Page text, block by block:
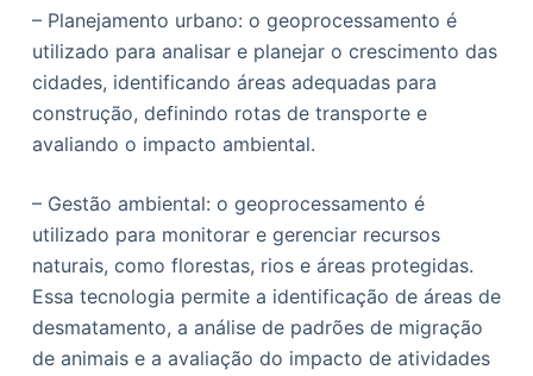
– Planejamento urbano: o geoprocessamento é
utilizado para analisar e planejar o crescimento das
cidades, identificando áreas adequadas para
construção, definindo rotas de transporte e
avaliando o impacto ambiental.
– Gestão ambiental: o geoprocessamento é
utilizado para monitorar e gerenciar recursos
naturais, como florestas, rios e áreas protegidas.
Essa tecnologia permite a identificação de áreas de
desmatamento, a análise de padrões de migração
de animais e a avaliação do impacto de atividades